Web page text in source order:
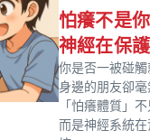
怕癢不是
神經在保
你是否一被碰
身邊的朋友卻
「怕癢體質」
而是神經系統